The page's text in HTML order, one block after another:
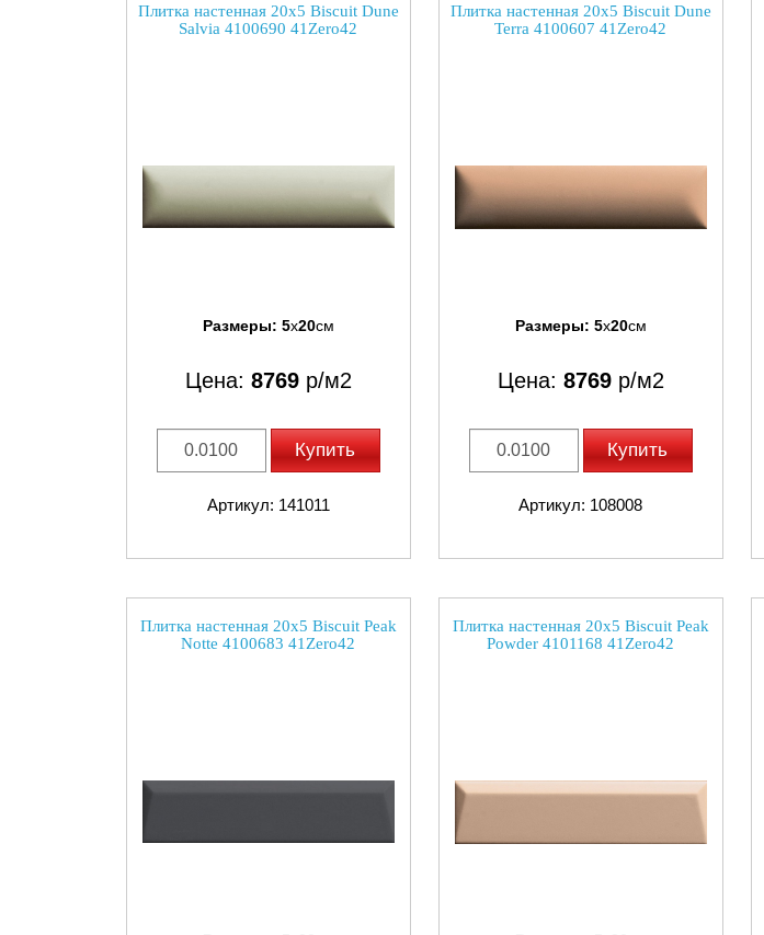
Плитка настенная 20x5 Biscuit Dune
Salvia 4100690 41Zero42
Размеры: 5x20см
Цена: 8769р/м2
Купить
Артикул: 141011
Плитка настенная 20x5 Biscuit Dune
Terra 4100607 41Zero42
Размеры: 5x20см
Цена: 8769р/м2
Купить
Артикул: 108008
Плитка настенная 20x5 Biscuit Peak
Notte 4100683 41Zero42
Плитка настенная 20x5 Biscuit Peak
Powder 4101168 41Zero42